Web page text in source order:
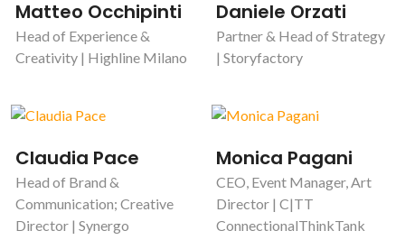
Matteo Occhipinti
Head of Experience &
Creativity | Highline Milano
Daniele Orzati
Partner & Head of Strategy
| Storyfactory
Claudia Pace
Head of Brand &
Communication; Creative
Director | Synergo
Monica Pagani
CEO, Event Manager, Art
Director | C|TT
ConnectionalThinkTank